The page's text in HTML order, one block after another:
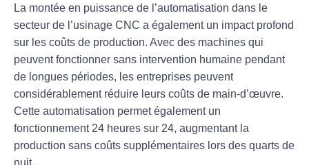
La montée en puissance de l’automatisation dans le
secteur de l’usinage CNC a également un impact profond
sur les coûts de production. Avec des machines qui
peuvent fonctionner sans intervention humaine pendant
de longues périodes, les entreprises peuvent
considérablement réduire leurs coûts de main-d’œuvre.
Cette automatisation permet également un
fonctionnement 24 heures sur 24, augmentant la
production sans coûts supplémentaires lors des quarts de
nuit.